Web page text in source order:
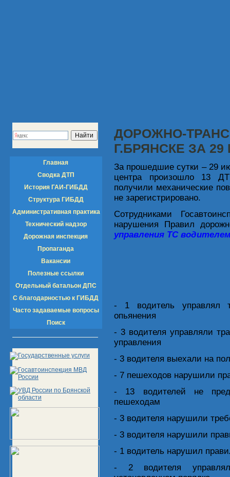
Главная
Сводка ДТП
История ГАИ-ГИБДД
Структура ГИБДД
Административная практика
Технический надзор
Дорожная инспекция
Пропаганда
Вакансии
Полезные ссылки
Отдельный батальон ДПС
С благодарностью к ГИБДД
Часто задаваемые вопросы
Поиск
ДОРОЖНО-
Г.БРЯНСКЕ ЗА
За прошедшие сутки – 29
центра произошло 13
получили механические
не зарегистрировано.
Сотрудниками
нарушения Правил
управления ТС
- 1 водитель управлял
опьянения
- 3 водителя управляли
управления
- 3 водителя выехали на
- 7 пешеходов нарушили
- 13 водителей не
пешеходам
- 3 водителя нарушили
- 3 водителя нарушили
- 1 водитель нарушил
- 2 водителя